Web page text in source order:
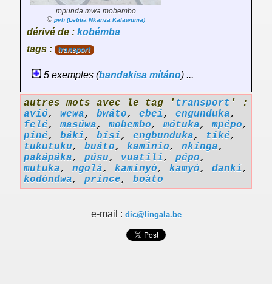
mpunda mwa mobembo
© pvh (Letitia Nkanza Kalawuma)
dérivé de : kobémba
tags :
transport
5 exemples (bandakisa mítáno) ...
autres mots avec le tag ' transport ' :
avió, wewa, bwáto, ebei, engunduka,
felé,masúwa,mobembo,mótuka,mpépo,
piné, báki, bísi, engbunduka, tiké,
tukutuku, buáto, kaminio, nkínga,
pakápáka, púsu, vuatili, pépo,
mutuka, ngolá, kaminyó, kamyó, dankí,
kodóndwa, prince, boáto
e-mail : dic@lingala.be